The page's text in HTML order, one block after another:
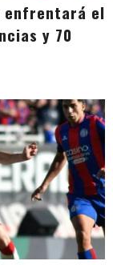
enfrentará el
y 70